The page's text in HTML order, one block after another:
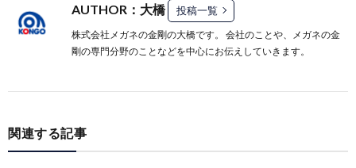
AUTHOR：大橋 投稿一覧
株式会社メガネの金剛の大橋です。 会社のことや、メガネの金
剛の専門分野のことなどを中心にお伝えしていきます。
関連する記事